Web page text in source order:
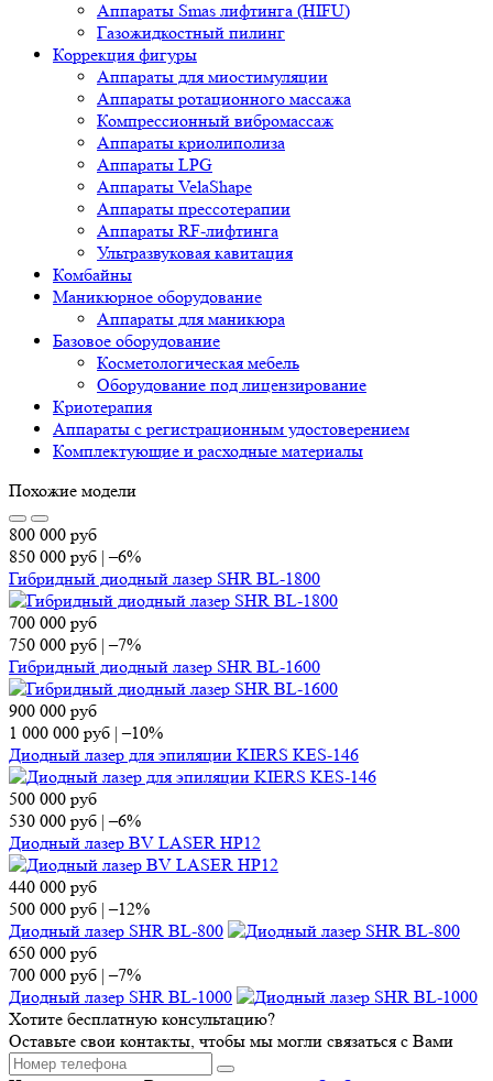
Аппараты Smas лифтинга (HIFU)
Газожидкостный пилинг
Коррекция фигуры
Аппараты для миостимуляции
Аппараты ротационного массажа
Компрессионный вибромассаж
Аппараты криолиполиза
Аппараты LPG
Аппараты VelaShape
Аппараты прессотерапии
Аппараты RF-лифтинга
Ультразвуковая кавитация
Комбайны
Маникюрное оборудование
Аппараты для маникюра
Базовое оборудование
Косметологическая мебель
Оборудование под лицензирование
Криотерапия
Аппараты c регистрационным удостоверением
Комплектующие и расходные материалы
Похожие модели
800 000 руб
850 000 руб |–6%
Гибридный диодный лазер SHR BL-1800
700 000 руб
750 000 руб |–7%
Гибридный диодный лазер SHR BL-1600
900 000 руб
1 000 000 руб |–10%
Диодный лазер для эпиляции KIERS KES-146
500 000 руб
530 000 руб |–6%
Диодный лазер BV LASER HP12
440 000 руб
500 000 руб |–12%
Диодный лазер SHR BL-800
650 000 руб
700 000 руб |–7%
Диодный лазер SHR BL-1000
Хотите бесплатную консультацию?
Оставьте свои контакты, чтобы мы могли связаться с Вами